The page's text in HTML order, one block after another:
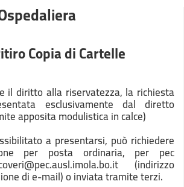
Copia di Cartelle
il diritto alla riservatezza, la richiesta
esclusivamente dal diretto
apposita modulistica in calce)
a presentarsi, può richiedere
per posta ordinaria, per pec
(indirizzo
di e-mail) o inviata tramite terzi.